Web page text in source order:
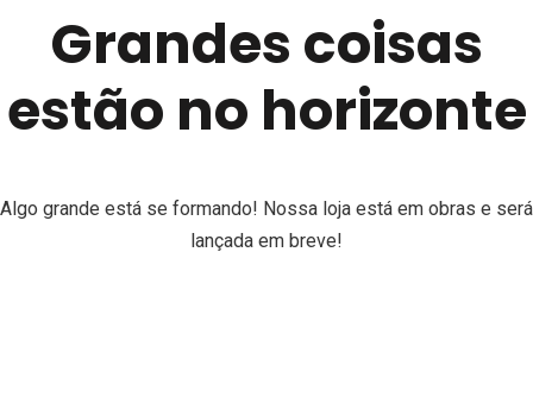
Grandes coisas
estão no horizonte
Algo grande está se formando! Nossa loja está em obras e será
lançada em breve!